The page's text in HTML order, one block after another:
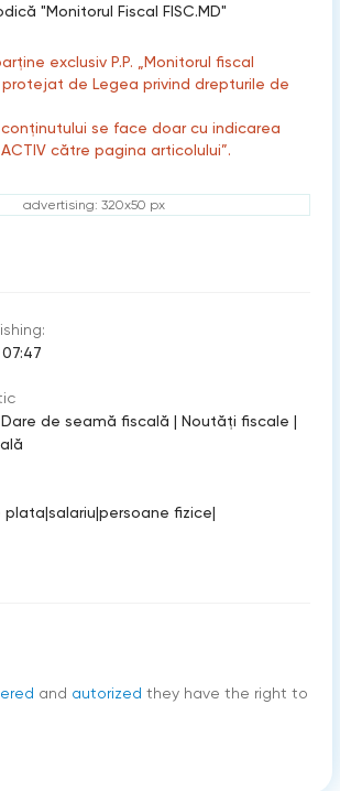
"Monitorul Fiscal FISC.MD"
exclusiv P.P. „Monitorul fiscal
protejat de Legea privind drepturile de
se face doar cu indicarea
ACTIV către pagina articolului”.
advertising: 320x50 px
Dare de seamă fiscală | Noutăți fiscale |
plata|salariu|persoane fizice|
and autorized they have the right to